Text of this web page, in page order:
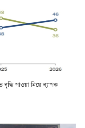
বৃদ্ধি পাওয়া নিয়ে ব্যাপক